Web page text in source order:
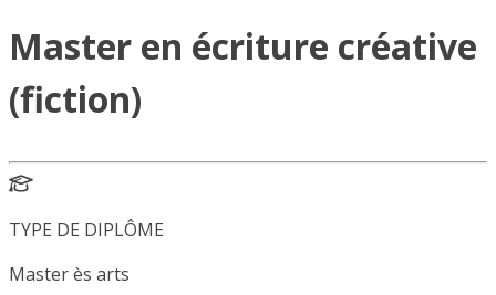
Master en écriture créative
(fiction)
TYPE DE DIPLÔME
Master ès arts